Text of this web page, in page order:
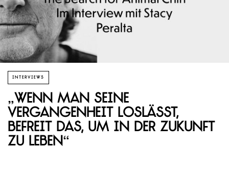
INTERVIEWS
„Wenn man seine
Vergangenheit loslässt,
befreit das, um in der Zukunft
zu leben“